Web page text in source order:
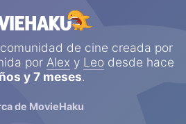
de cine creada por
por Alex y Leo desde hace
y 7 meses.
de MovieHaku